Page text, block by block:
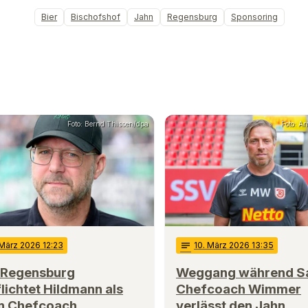
Bier Bischofshof Jahn Regensburg Sponsoring
Foto: Bernd Thissen/dpa
2026 12:23
Hildmann als
Foto:
notes 10. März 2026 13:35
Weggang während
Chefcoach Wimmer